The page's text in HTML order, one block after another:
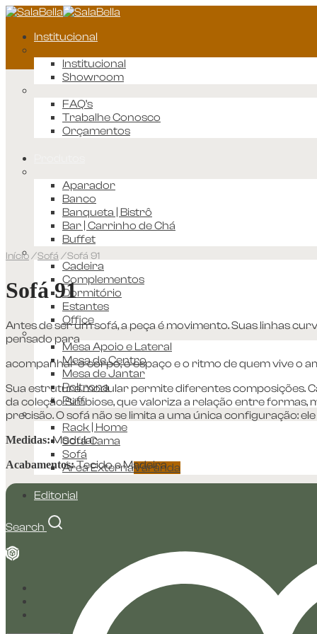
Institucional
Institucional
Showroom
FAQ’s
Trabalhe Conosco
Orçamentos
Aparador
Banco
Banqueta | Bistrô
Bar | Carrinho de Chá
Buffet
Cadeira
Complementos
Dormitório
Estantes
Office
Mesa Apoio e Lateral
Mesa de Centro
Mesa de Jantar
Poltrona
Puff
Rack | Home
Sofá Cama
Sofá
Área ExternaVaranda
Editorial
Search
Início/Sofá /Sofá 91
Sofá 91
Antes de ser um sofá, a peça é movimento. Suas linhas
pensado para
acompanhar o corpo, o espaço e o ritmo de quem vive o
Sua estrutura modular permite diferentes composições.
da coleção Simbiose, que valoriza a relação entre
precisão. O sofá não se limita a uma única configuração:
Medidas:Modular
Acabamentos:Tecido e Madeira